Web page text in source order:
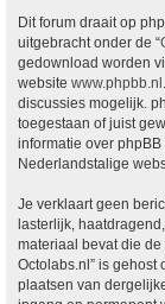
Dit forum draait op
uitgebracht onder de “
gedownload worden
website www.phpbb.nl
discussies mogelijk.
toegestaan of juist
informatie over
Nederlandstalige
Je verklaart geen
lasterlijk,
materiaal bevat die
Octolabs.nl” is
plaatsen van